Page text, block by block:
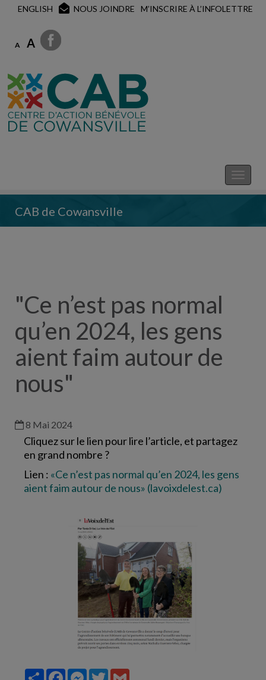
ENGLISH NOUS JOINDRE M’INSCRIRE À L’INFOLETTRE
A A
CAB de Cowansville
"Ce n’est pas normal
qu’en 2024, les gens
aient faim autour de
nous"
8 Mai 2024
Cliquez sur le lien pour lire l’article, et partagez
en grand nombre ?
Lien : «Ce n’est pas normal qu’en 2024, les gens
aient faim autour de nous» (lavoixdelest.ca)
PartagerFacebookMessenger
Twitter